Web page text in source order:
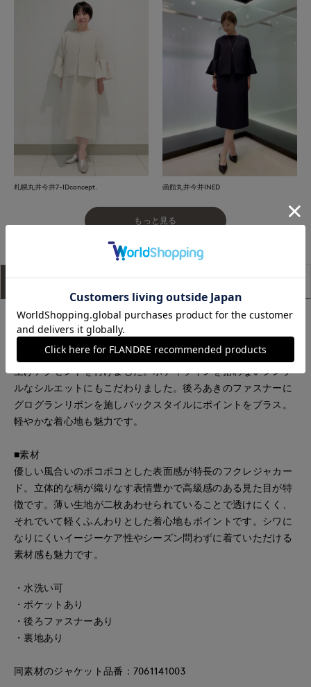
札幌丸井今井7-IDconcept. 函館丸井今井INED
もっと見る
アイテム説明 サイズ詳細 購入レビュー
■デザイン
女性らしく華やかな印象のフクレジャカードのワンピース。袖
口はデザインダーツでふんわりと、構築感のあるフォルムに仕
上げアクセントを付けました。ボディラインを拾わないシンプ
ルなシルエットにもこだわりました。後ろあきのファスナーに
グログランリボンを施しバックスタイルにポイントをプラス。
軽やかな着心地も魅力です。
■素材
優しい風合いのポコポコとした表面感が特長のフクレジャカー
ド。立体的な柄が織りなす表情豊かで高級感のある見た目が特
徴です。薄い生地が二枚あわせられていることで透けにくく、
それでいて軽くふんわりとした着心地もポイントです。シワに
なりにくいイージーケア性やシーズン問わずに着ていただける
素材感も魅力です。
・水洗い可
・ポケットあり
・後ろファスナーあり
・裏地あり
同素材のジャケット品番：7061141003